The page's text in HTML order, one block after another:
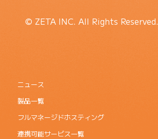
© ZETA INC. All Rights Reserved.
ニュース
製品一覧
フルマネージドホスティング
連携可能サービス一覧